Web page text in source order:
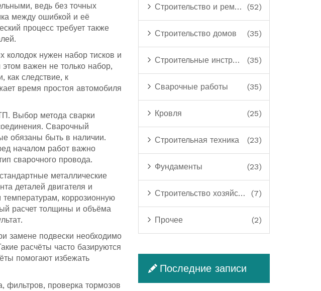
ведь без точных
между ошибкой и её
процесс требует также
колодок нужен набор тисков и
важен не только набор,
как следствие, к
время простоя автомобиля
Выбор метода сварки
Сварочный
обязаны быть в наличии.
началом работ важно
сварочного провода.
металлические
деталей двигателя и
коррозионную
расчет толщины и объёма
замене подвески необходимо
расчёты часто базируются
помогают избежать
фильтров, проверка тормозов
Строительство и ремонт (52)
Строительство домов (35)
Строительные инструменты (35)
Сварочные работы (35)
Кровля (25)
Строительная техника (23)
Фундаменты (23)
Строительство хозяйственных построек (7)
Прочее (2)
Последние записи